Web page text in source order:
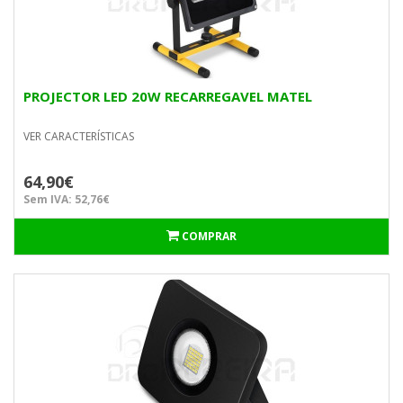
PROJECTOR LED 20W RECARREGAVEL MATEL
VER CARACTERÍSTICAS
64,90€
Sem IVA: 52,76€
COMPRAR